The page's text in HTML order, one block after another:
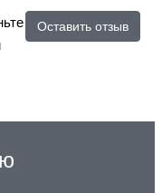
Оставить отзыв